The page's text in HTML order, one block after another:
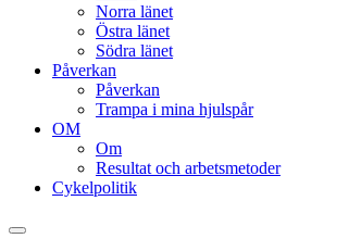
Norra länet
Östra länet
Södra länet
Påverkan
Påverkan
Trampa i mina hjulspår
OM
Om
Resultat och arbetsmetoder
Cykelpolitik
Slå